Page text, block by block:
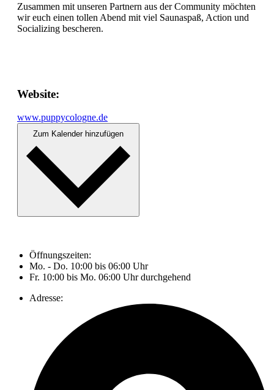
Zusammen mit unseren Partnern aus der Community möchten
wir euch einen tollen Abend mit viel Saunaspaß, Action und
Socializing bescheren.
Website:
www.puppycologne.de
Öffnungszeiten:
Mo. - Do. 10:00 bis 06:00 Uhr
Fr. 10:00 bis Mo. 06:00 Uhr durchgehend
Adresse: